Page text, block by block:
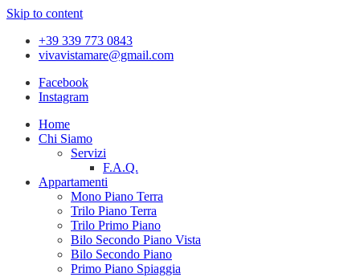
Skip to content
+39 339 773 0843
vivavistamare@gmail.com
Facebook
Instagram
Home
Chi Siamo
Servizi
F.A.Q.
Appartamenti
Mono Piano Terra
Trilo Piano Terra
Trilo Primo Piano
Bilo Secondo Piano Vista
Bilo Secondo Piano
Primo Piano Spiaggia